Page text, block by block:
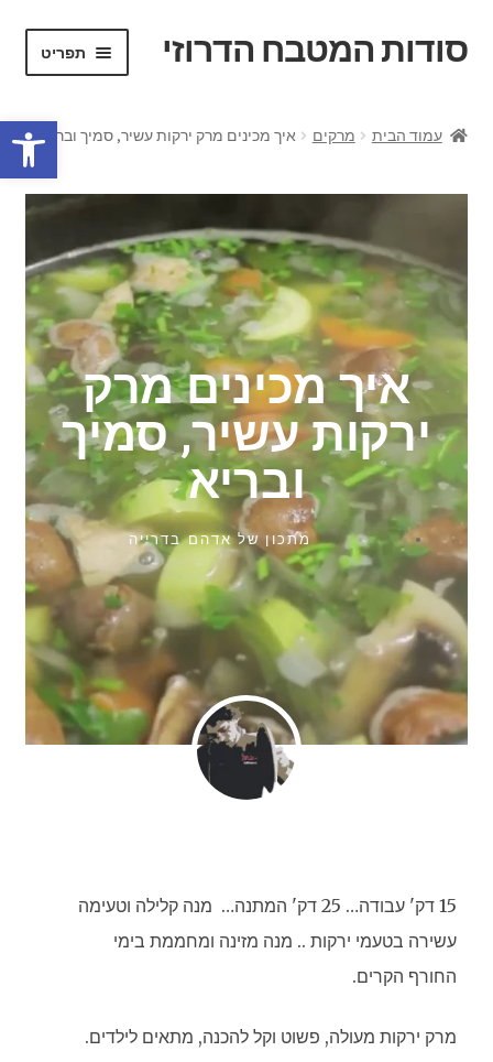
פתח סרגל נגישות
סודות המטבח הדרוזי תפריט
קצת עלי
מתכונים מהמטבח הדרוזי
עמוד הבית מרקים איך מכינים מרק ירקות עשיר, סמיך ובריא
איך מכינים מרק
ירקות עשיר, סמיך
ובריא
מתכון שלאדהם בדרייה
15 דק' עבודה… 25 דק' המתנה… מנה קלילה וטעימה
עשירה בטעמי ירקות .. מנה מזינה ומחממת בימי
החורף הקרים.
מרק ירקות מעולה, פשוט וקל להכנה, מתאים לילדים.